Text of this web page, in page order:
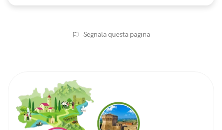
Segnala questa pagina